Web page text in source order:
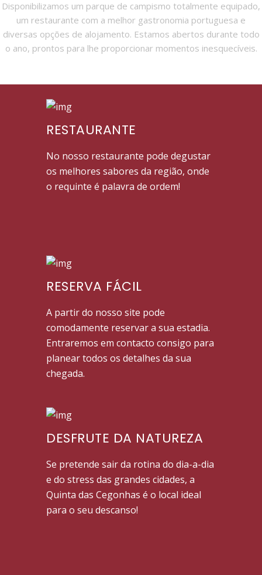
RESTAURANTE
No nosso restaurante pode degustar
os melhores sabores da região, onde
o requinte é palavra de ordem!
RESERVA FÁCIL
A partir do nosso site pode
comodamente reservar a sua estadia.
Entraremos em contacto consigo para
planear todos os detalhes da sua
chegada.
DESFRUTE DA NATUREZA
Se pretende sair da rotina do dia-a-dia
e do stress das grandes cidades, a
Quinta das Cegonhas é o local ideal
para o seu descanso!